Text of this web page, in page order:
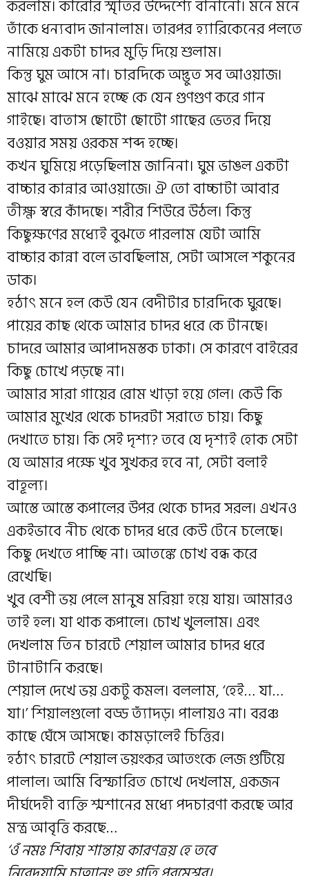
করলাম। কারোর স্মৃতির উদ্দেশ্যে বানানো। মনে মনে
তাঁকে ধন্যবাদ জানালাম। তারপর হ্যারিকেনের পলতে
নামিয়ে একটা চাদর মুড়ি দিয়ে শুলাম।
কিন্তু ঘুম আসে না। চারদিকে অদ্ভুত সব আওয়াজ।
মাঝে মাঝে মনে হচ্ছে কে যেন গুণগুণ করে গান
গাইছে। বাতাস ছোটো ছোটো গাছের ভেতর দিয়ে
বওয়ার সময় ওরকম শব্দ হচ্ছে।
কখন ঘুমিয়ে পড়েছিলাম জানিনা। ঘুম ভাঙল একটা
বাচ্চার কান্নার আওয়াজে। ঐ তো বাচ্চাটা আবার
তীক্ষ্ণ স্বরে কাঁদছে। শরীর শিউরে উঠল। কিন্তু
কিছুক্ষণের মধ্যেই বুঝতে পারলাম যেটা আমি
বাচ্চার কান্না বলে ভাবছিলাম, সেটা আসলে শকুনের
ডাক।
হঠাৎ মনে হল কেউ যেন বেদীটার চারদিকে ঘুরছে।
পায়ের কাছ থেকে আমার চাদর ধরে কে টানছে।
চাদরে আমার আপাদমস্তক ঢাকা। সে কারণে বাইরের
কিছু চোখে পড়ছে না।
আমার সারা গায়ের রোম খাড়া হয়ে গেল। কেউ কি
আমার মুখের থেকে চাদরটা সরাতে চায়। কিছু
দেখাতে চায়। কি সেই দৃশ্য? তবে যে দৃশ্যই হোক সেটা
যে আমার পক্ষে খুব সুখকর হবে না, সেটা বলাই
বাহূল্য।
আস্তে আস্তে কপালের উপর থেকে চাদর সরল। এখনও
একইভাবে নীচ থেকে চাদর ধরে কেউ টেনে চলেছে।
কিছু দেখতে পাচ্ছি না। আতঙ্কে চোখ বন্ধ করে
রেখেছি।
খুব বেশী ভয় পেলে মানুষ মরিয়া হয়ে যায়। আমারও
তাই হল। যা থাক কপালে। চোখ খুললাম। এবং
দেখলাম তিন চারটে শেয়াল আমার চাদর ধরে
টানাটানি করছে।
শেয়াল দেখে ভয় একটু কমল। বললাম, ‘হেই… যা…
যা।’ শিয়ালগুলো বড্ড ত্যাঁদড়। পালায়ও না। বরঞ্চ
কাছে ঘেঁসে আসছে। কামড়ালেই চিত্তির।
হঠাৎ চারটে শেয়াল ভয়ংকর আতংকে লেজ গুটিয়ে
পালাল। আমি বিস্ফারিত চোখে দেখলাম, একজন
দীর্ঘদেহী ব্যক্তি শ্মশানের মধ্যে পদচারণা করছে আর
মন্ত্র আবৃত্তি করছে…
‘ওঁ নমঃ শিবায় শান্তায় কারণত্রয় হে তবে